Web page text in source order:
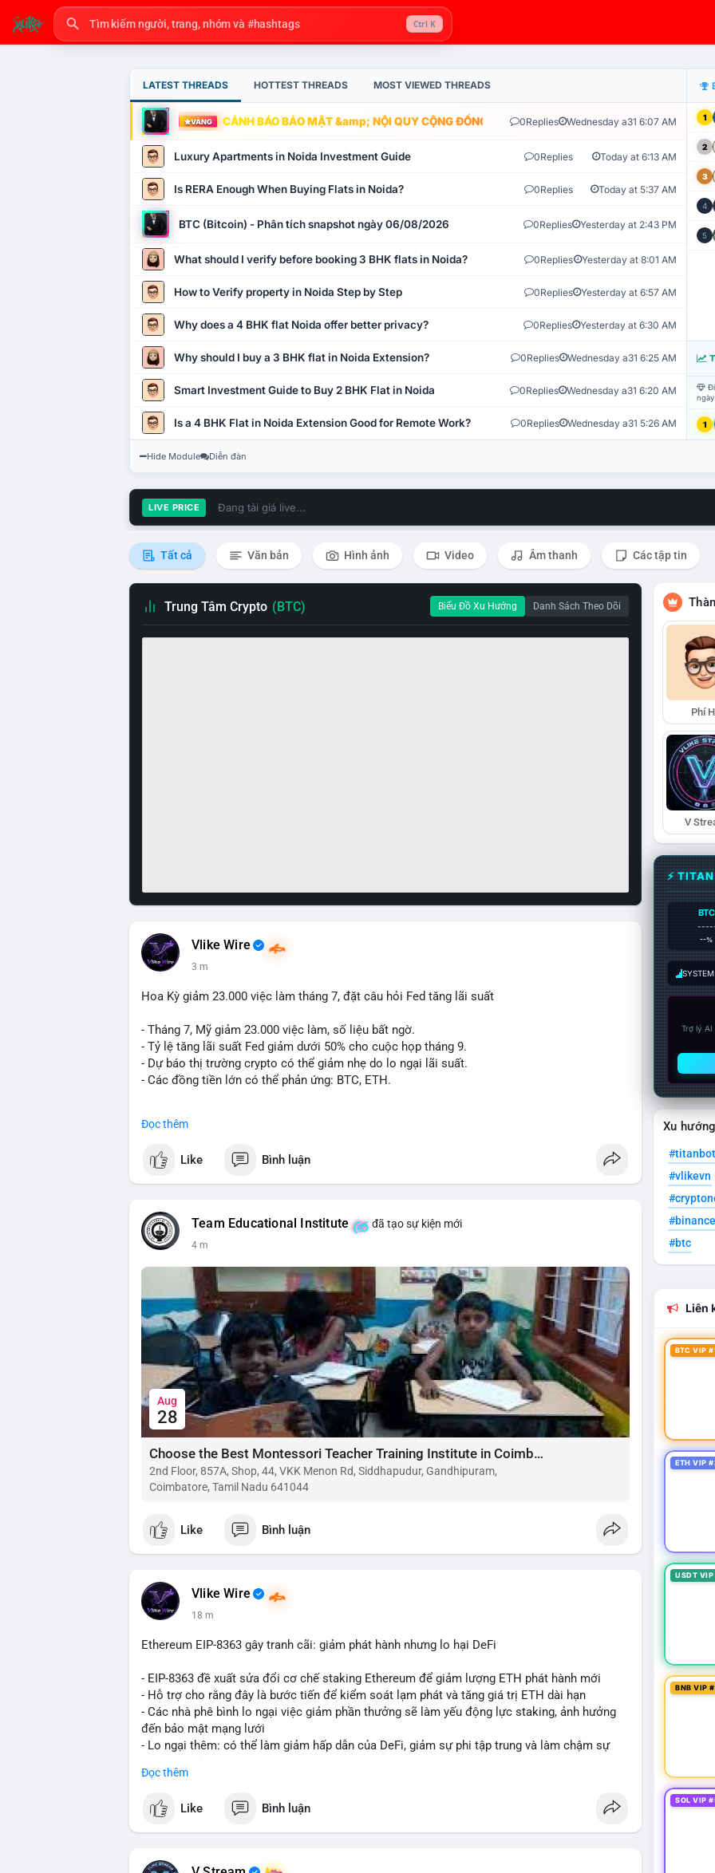
Ctrl K
LATEST THREADS HOTTEST THREADS MOST VIEWED THREADS
VÀNG CẢNH BÁO BẢO MẬT &amp; NỘI QUY CỘNG ĐỒNG VLIKE.VN: HỆ THỐNG GIÁM SÁT TỰ
0Replies Wednesday a31 6:07 AM
Luxury Apartments in Noida Investment Guide 0Replies Today at 6:13 AM
Is RERA Enough When Buying Flats in Noida? 0Replies Today at 5:37 AM
BTC (Bitcoin) - Phân tích snapshot ngày 06/08/2026 0Replies Yesterday at 2:43 PM
What should I verify before booking 3 BHK flats in Noida? 0Replies Yesterday at 8:01 AM
How to Verify property in Noida Step by Step 0Replies Yesterday at 6:57 AM
Why does a 4 BHK flat Noida offer better privacy? 0Replies Yesterday at 6:30 AM
Why should I buy a 3 BHK flat in Noida Extension? 0Replies Wednesday a31 6:25 AM
Smart Investment Guide to Buy 2 BHK Flat in Noida 0Replies Wednesday a31 6:20 AM
Is a 4 BHK Flat in Noida Extension Good for Remote Work? 0Replies Wednesday a31 5:26 AM
1
2
3
4
5
1
Hide Module Diễn đàn
LIVE PRICE Đang tải giá live...
Tất cả Văn bản Hình ảnh Video Âm thanh Các tập tin
Trung Tâm Crypto (BTC) Biểu Đồ Xu Hướng Danh Sách Theo Dõi
Vlike Wire
3 m
Hoa Kỳ giảm 23.000 việc làm tháng 7, đặt câu hỏi Fed tăng lãi suất
- Tháng 7, Mỹ giảm 23.000 việc làm, số liệu bất ngờ.
- Tỷ lệ tăng lãi suất Fed giảm dưới 50% cho cuộc họp tháng 9.
- Dự báo thị trường crypto có thể giảm nhẹ do lo ngại lãi suất.
- Các đồng tiền lớn có thể phản ứng: BTC, ETH.
#vlikevn #titanbot
📰 Nguồn: CoinDesk
Đọc thêm
Like Bình luận
Team Educational Institute đã tạo sự kiện mới
4 m
Aug
28
Choose the Best Montessori Teacher Training Institute in Coimbatore for a Rewarding Career
2nd Floor, 857A, Shop, 44, VKK Menon Rd, Siddhapudur, Gandhipuram,
Coimbatore, Tamil Nadu 641044
Like Bình luận
Vlike Wire
19 m
Ethereum EIP-8363 gây tranh cãi: giảm phát hành nhưng lo hại DeFi
- EIP-8363 đề xuất sửa đổi cơ chế staking Ethereum để giảm lượng ETH phát hành mới
- Hỗ trợ cho rằng đây là bước tiến để kiểm soát lạm phát và tăng giá trị ETH dài hạn
- Các nhà phê bình lo ngại việc giảm phần thưởng sẽ làm yếu động lực staking, ảnh hưởng
đến bảo mật mạng lưới
- Lo ngại thêm: có thể làm giảm hấp dẫn của DeFi, giảm sự phi tập trung và làm chậm sự
- Diễn ra trong bối cảnh Ethereum đang cân bằng giữa giảm phát hành và duy trì sức hấp dẫn
#binancesquare
#cryptonews #eth
Đọc thêm
Like Bình luận
Phí
V
⚡
BTC
--%
Trợ lý
Xu
#titanbot
#vlikevn
#btc
Liên
BTC VIP
ETH VIP
USDT
BNB VIP
SOL VIP